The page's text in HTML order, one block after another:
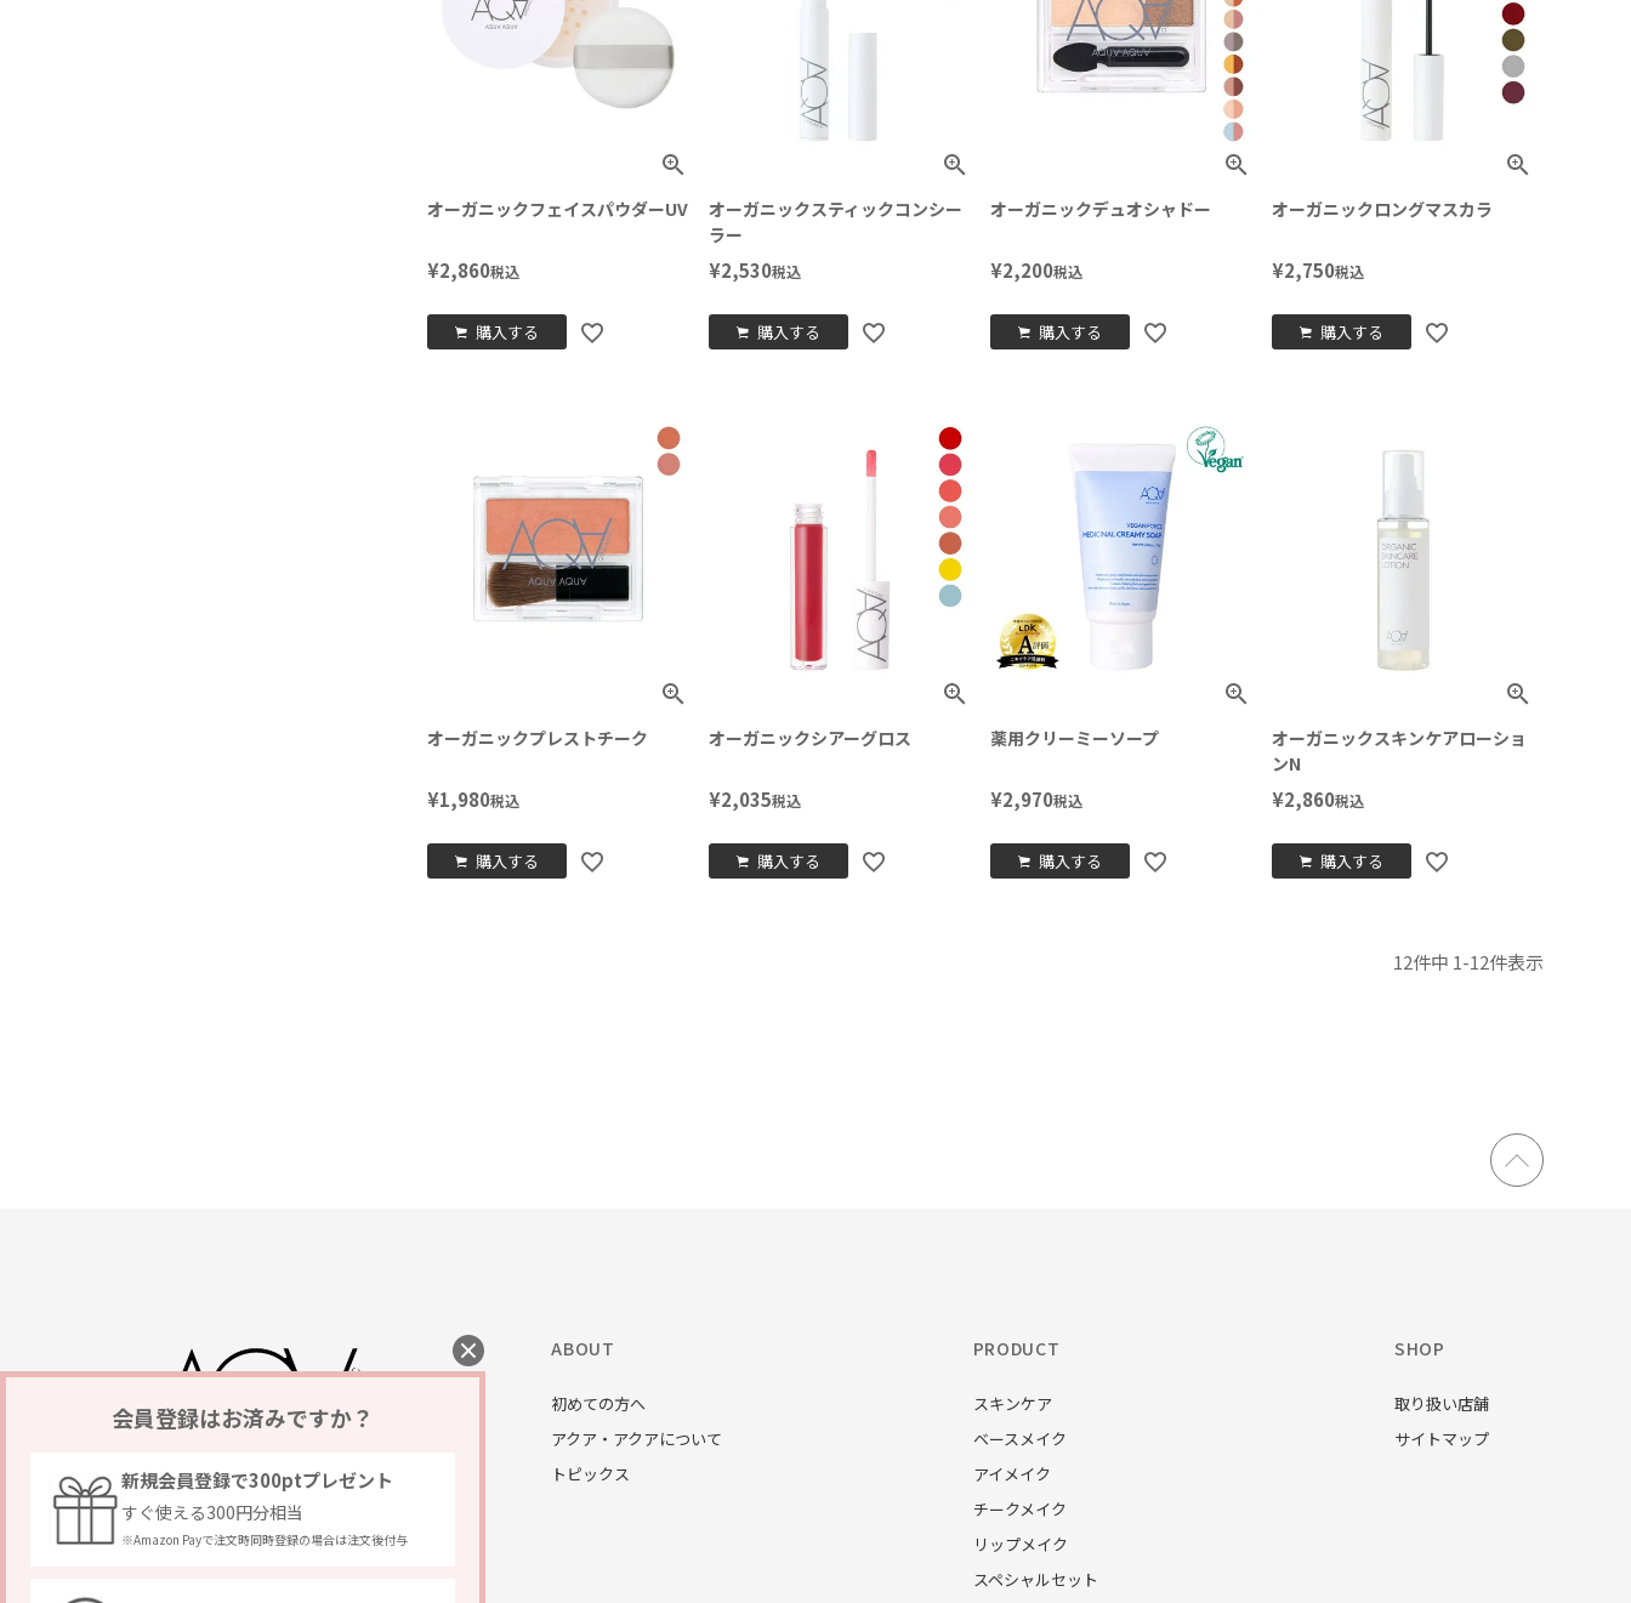
オーガニックフェイスパウダーUV
¥2,860税込
購入する
オーガニックスティックコンシー
ラー
¥2,530税込
購入する
オーガニックデュオシャドー
¥2,200税込
購入する
オーガニックロングマスカラ
¥2,750税込
購入する
オーガニックプレストチーク
¥1,980税込
購入する
オーガニックシアーグロス
¥2,035税込
購入する
薬用クリーミーソープ
¥2,970税込
購入する
オーガニックスキンケアローショ
ンN
¥2,860税込
購入する
12件中 1-12件表示
ABOUT
初めての方へ
アクア・アクアについて
トピックス
PRODUCT
スキンケア
ベースメイク
アイメイク
チークメイク
リップメイク
スペシャルセット
SHOP
取り扱い店舗
サイトマップ
会員登録はお済みですか？
新規会員登録で300ptプレゼント
すぐ使える300円分相当
※Amazon Payで注文時同時登録の場合は注文後付与